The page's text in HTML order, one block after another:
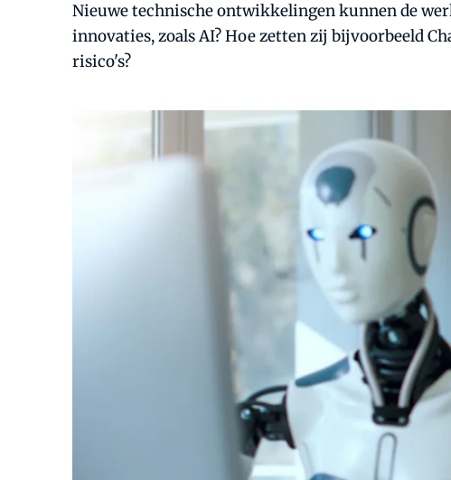
Nieuwe technische ontwikkelingen kunnen de
innovaties, zoals AI? Hoe zetten zij bijvoorbeeld
risico's?